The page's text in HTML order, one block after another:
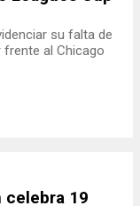
su falta de
al Chicago
celebra 19